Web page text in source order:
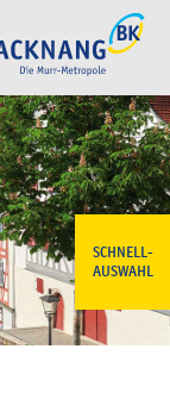
SCHNELL-
AUSWAHL